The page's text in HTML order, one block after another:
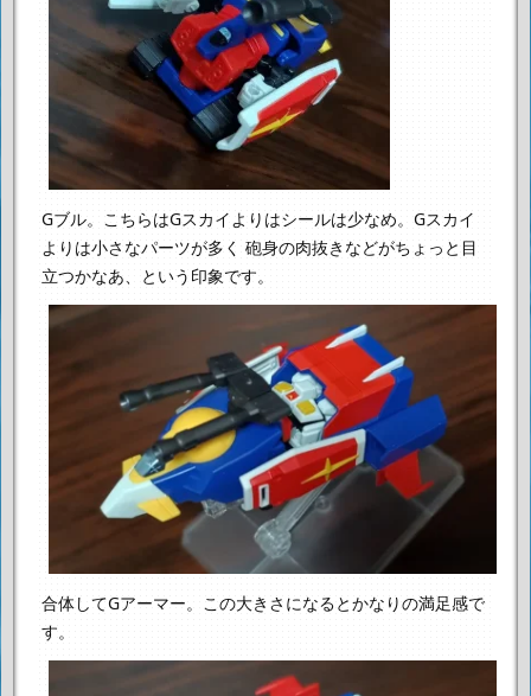
Gブル。こちらはGスカイよりはシールは少なめ。Gスカイ
よりは小さなパーツが多く 砲身の肉抜きなどがちょっと目
立つかなあ、という印象です。
合体してGアーマー。この大きさになるとかなりの満足感で
す。